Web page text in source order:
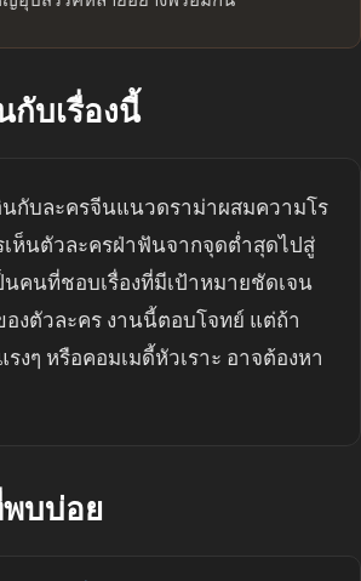
กับเรื่องนี้
กับละครจีนแนวดราม่าผสมความโร
ห็นตัวละครฝ่าฟันจากจุดต่ำสุดไปสู่
นคนที่ชอบเรื่องที่มีเป้าหมายชัดเจน
องตัวละคร งานนี้ตอบโจทย์ แต่ถ้า
งๆ หรือคอมเมดี้หัวเราะ อาจต้องหา
บบ่อย